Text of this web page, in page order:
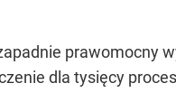
prawomocny
dla tysięcy